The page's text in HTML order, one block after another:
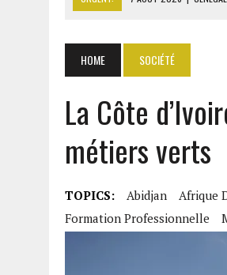
GAZ GTA : KOSMOS
7 AOÛT 2026 | OUATTARA APPELLE
7 AOÛT 2026
CÔTE D’IVOIRE :
HOME SOCIÉTÉ
La Côte
métiers verts
TOPICS: Abidjan Afrique
Formation Professionnelle